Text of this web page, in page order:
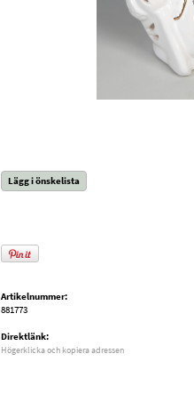
Lägg i önskelista
Artikelnummer:
881773
Direktlänk:
Högerklicka och kopiera adressen